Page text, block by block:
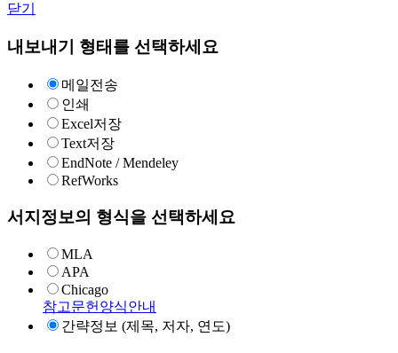
닫기
내보내기 형태를 선택하세요
메일전송
인쇄
Excel저장
Text저장
EndNote / Mendeley
RefWorks
서지정보의 형식을 선택하세요
MLA
APA
Chicago
참고문헌양식안내
간략정보 (제목, 저자, 연도)